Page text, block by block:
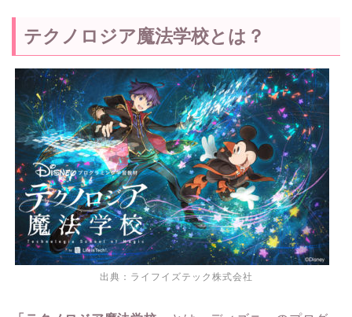
テクノロジア魔法学校とは？
出典： ライフイズテック株式会社